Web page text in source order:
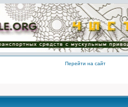
Перейти на сайт